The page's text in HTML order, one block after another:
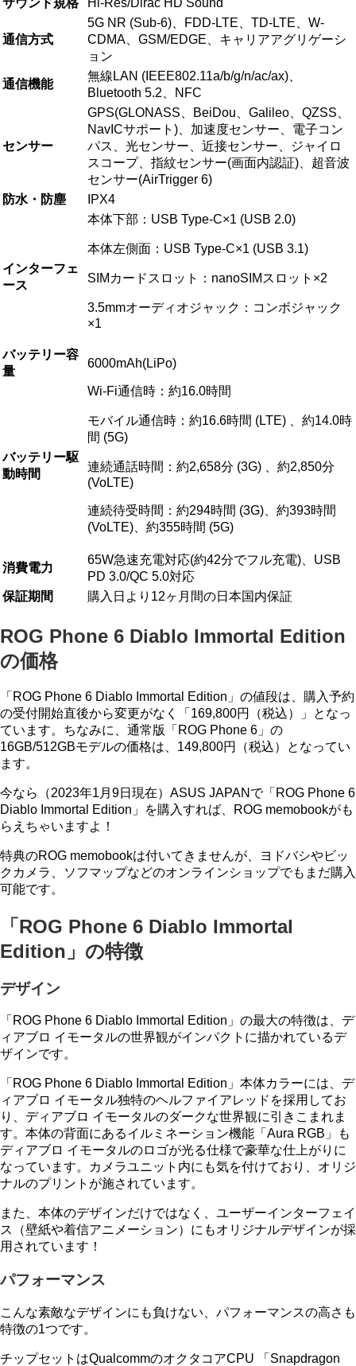
サウンド規格 Hi-Res/Dirac HD Sound
通信方式
5G NR (Sub-6)、FDD-LTE、TD-LTE、W-
CDMA、GSM/EDGE、キャリアアグリゲーシ
ョン
通信機能
無線LAN (IEEE802.11a/b/g/n/ac/ax)、
Bluetooth 5.2、NFC
センサー
GPS(GLONASS、BeiDou、Galileo、QZSS、
NavICサポート)、加速度センサー、電子コン
パス、光センサー、近接センサー、ジャイロ
スコープ、指紋センサー(画面内認証)、超音波
センサー(AirTrigger 6)
防水・防塵
IPX4
インターフェ
ース
本体下部：USB Type-C×1 (USB 2.0)
本体左側面：USB Type-C×1 (USB 3.1)
SIMカードスロット：nanoSIMスロット×2
3.5mmオーディオジャック：コンボジャック
×1
バッテリー容
量
6000mAh(LiPo)
バッテリー駆
動時間
Wi-Fi通信時：約16.0時間
モバイル通信時：約16.6時間 (LTE) 、約14.0時
間 (5G)
連続通話時間：約2,658分 (3G) 、約2,850分
(VoLTE)
連続待受時間：約294時間 (3G)、約393時間
(VoLTE)、約355時間 (5G)
消費電力
65W急速充電対応(約42分でフル充電)、USB
PD 3.0/QC 5.0対応
保証期間
購入日より12ヶ月間の日本国内保証
ROG Phone 6 Diablo Immortal Edition
の価格
「ROG Phone 6 Diablo Immortal Edition」の値段は、購入予約
の受付開始直後から変更がなく「169,800円（税込）」となっ
ています。ちなみに、通常版「ROG Phone 6」の
16GB/512GBモデルの価格は、149,800円（税込）となってい
ます。
今なら（2023年1月9日現在）ASUS JAPANで「ROG Phone 6
Diablo Immortal Edition」を購入すれば、ROG memobookがも
らえちゃいますよ！
特典のROG memobookは付いてきませんが、ヨドバシやビッ
クカメラ、ソフマップなどのオンラインショップでもまだ購入
可能です。
「ROG Phone 6 Diablo Immortal
Edition」の特徴
デザイン
「ROG Phone 6 Diablo Immortal Edition」の最大の特徴は、デ
ィアブロ イモータルの世界観がインパクトに描かれているデ
ザインです。
「ROG Phone 6 Diablo Immortal Edition」本体カラーには、デ
ィアブロ イモータル独特のヘルファイアレッドを採用してお
り、ディアブロ イモータルのダークな世界観に引きこまれま
す。本体の背面にあるイルミネーション機能「Aura RGB」も
ディアブロ イモータルのロゴが光る仕様で豪華な仕上がりに
なっています。カメラユニット内にも気を付けており、オリジ
ナルのプリントが施されています。
また、本体のデザインだけではなく、ユーザーインターフェイ
ス（壁紙や着信アニメーション）にもオリジナルデザインが採
用されています！
パフォーマンス
こんな素敵なデザインにも負けない、パフォーマンスの高さも
特徴の1つです。
チップセットはQualcommのオクタコアCPU 「Snapdragon